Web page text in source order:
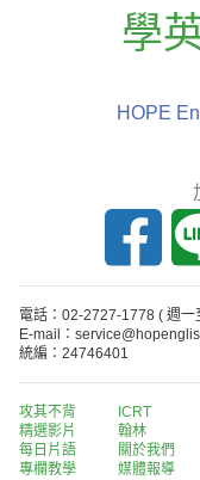
學
HOPE
電話：02-2727-1778 ( 週一
E-mail：
統編：24746401
攻其不背
精選影片
每日片語
專欄教學
ICRT
翰林
關於我們
媒體報導